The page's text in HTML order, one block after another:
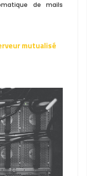
de mails
mutualisé